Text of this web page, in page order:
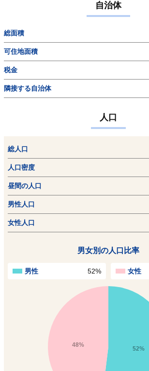
自治体
総面積
可住地面積
税金
隣接する自治体
人口
総人口
人口密度
昼間の人口
男性人口
女性人口
男女別の人口比率
男性 52% 女性
52%
48%